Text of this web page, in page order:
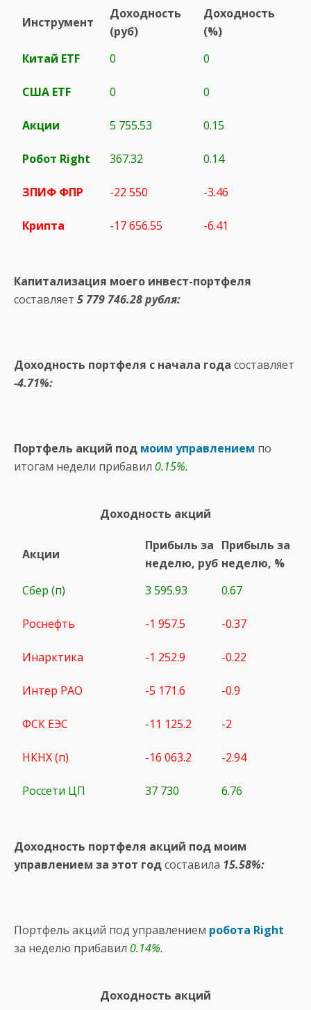
Инструмент
Доходность
(руб)
Доходность
(%)
Китай ETF
0 0
США ETF 0 0
Акции 5 755.53 0.15
Робот Right 367.32 0.14
ЗПИФ ФПР -22 550 -3.46
Крипта -17 656.55 -6.41
Капитализация моего инвест-портфеля
составляет 5 779 746.28 рубля:
Доходность портфеля с начала года составляет
-4.71%:
Портфель акций под моим управлением по
итогам недели прибавил 0.15%.
Доходность акций
Акции
Прибыль за
неделю, руб
Прибыль за
неделю, %
Сбер (п)
3 595.93 0.67
Роснефть -1 957.5 -0.37
Инарктика -1 252.9 -0.22
Интер РАО -5 171.6 -0.9
ФСК ЕЭС -11 125.2 -2
НКНХ (п) -16 063.2 -2.94
Россети ЦП 37 730 6.76
Доходность портфеля акций под моим
управлением за этот годсоставила 15.58%:
Портфель акций под управлением робота Right
за неделю прибавил 0.14%.
Доходность акций